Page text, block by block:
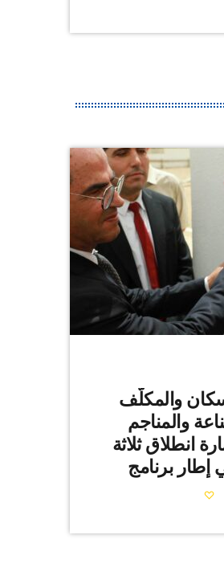
والمكلّف
والمناجم
انطلاق ثلاثة
برنامج
القيروان و